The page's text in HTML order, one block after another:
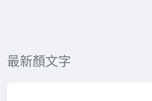
最新顏文字